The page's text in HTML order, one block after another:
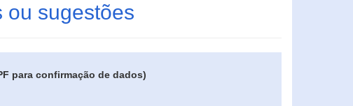
ou sugestões
para confirmação de dados)